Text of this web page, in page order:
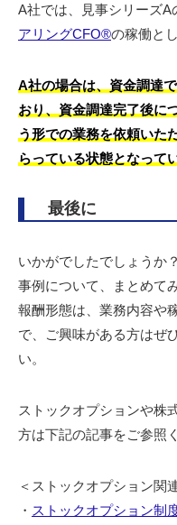
A社では、見事シリーズA
アリングCFO®︎の稼働と
A社の場合は、資金調達
おり、資金調達完了後に
う形での業務を依頼いた
らっている状態となって
最後に
いかがでしたでしょうか
事例について、まとめて
報酬形態は、業務内容や
で、ご興味がある方はぜ
い。
ストックオプションや株
方は下記の記事をご参照
＜ストックオプション関
・ ストックオプション制